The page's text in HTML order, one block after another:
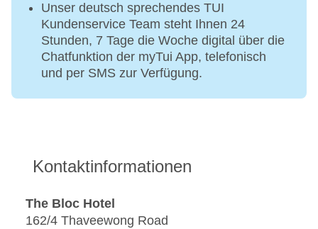
Unser deutsch sprechendes TUI
Kundenservice Team steht Ihnen 24
Stunden, 7 Tage die Woche digital über die
Chatfunktion der myTui App, telefonisch
und per SMS zur Verfügung.
Kontaktinformationen
The Bloc Hotel
162/4 Thaveewong Road